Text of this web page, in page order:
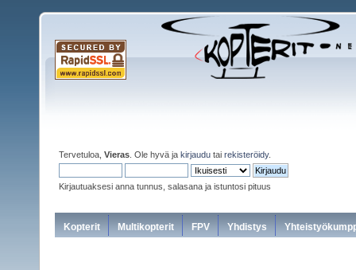
Tervetuloa, Vieras . Ole hyvä ja kirjaudu tai rekisteröidy.
Kirjautuaksesi anna tunnus, salasana ja istuntosi pituus
Kopterit Multikopterit FPV Yhdistys